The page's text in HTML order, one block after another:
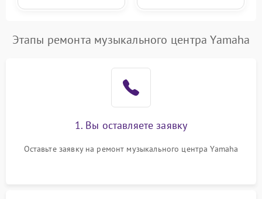
Этапы ремонта музыкального центра Yamaha
1. Вы оставляете заявку
Оставьте заявку на ремонт музыкального центра Yamaha